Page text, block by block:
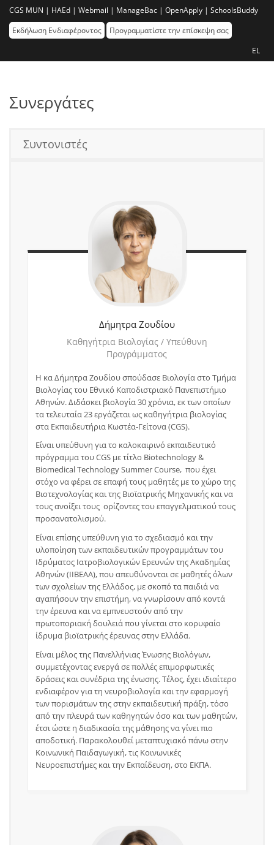
CGS MUN | HAEd | Webmail | ManageBac | OpenApply | SchoolsBuddy
Εκδήλωση Ενδιαφέροντος
Προγραμματίστε την επίσκεψη σας
EL
Συνεργάτες
Συντονιστές
ΔήμητραΖουδίου
Καθηγήτρια Βιολογίας / Υπεύθυνη
Προγράμματος
Η κα Δήμητρα Ζουδίου σπούδασε Βιολογία στο Τμήμα
Βιολογίας του Εθνικό Καποδιστριακό Πανεπιστήμιο
Αθηνών. Διδάσκει βιολογία 30 χρόνια, εκ των οποίων
τα τελευταία 23 εργάζεται ως καθηγήτρια βιολογίας
στα Εκπαιδευτήρια Κωστέα-Γείτονα (CGS).
Είναι υπεύθυνη για το καλοκαιρινό εκπαιδευτικό
πρόγραμμα του CGS με τίτλο Biotechnology &
Biomedical Technology Summer Course, που έχει
στόχο να φέρει σε επαφή τους μαθητές με το χώρο της
Βιοτεχνολογίας και της Βιοϊατρικής Μηχανικής και να
τους ανοίξει τους ορίζοντες του επαγγελματικού τους
προσανατολισμού.
Είναι επίσης υπεύθυνη για το σχεδιασμό και την
υλοποίηση των εκπαιδευτικών προγραμμάτων του
Ιδρύματος Ιατροβιολογικών Ερευνών της Ακαδημίας
Αθηνών (ΙΙΒΕΑΑ), που απευθύνονται σε μαθητές όλων
των σχολείων της Ελλάδος, με σκοπό τα παιδιά να
αγαπήσουν την επιστήμη, να γνωρίσουν από κοντά
την έρευνα και να εμπνευστούν από την
πρωτοποριακή δουλειά που γίνεται στο κορυφαίο
ίδρυμα βιοϊατρικής έρευνας στην Ελλάδα.
Είναι μέλος της Πανελλήνιας Ένωσης Βιολόγων,
συμμετέχοντας ενεργά σε πολλές επιμορφωτικές
δράσεις και συνέδρια της ένωσης. Τέλος, έχει ιδιαίτερο
ενδιαφέρον για τη νευροβιολογία και την εφαρμογή
των πορισμάτων της στην εκπαιδευτική πράξη, τόσο
από την πλευρά των καθηγητών όσο και των μαθητών,
έτσι ώστε η διαδικασία της μάθησης να γίνει πιο
αποδοτική. Παρακολουθεί μεταπτυχιακό πάνω στην
Κοινωνική Παιδαγωγική, τις Κοινωνικές
Νευροεπιστήμες και την Εκπαίδευση, στο ΕΚΠΑ.